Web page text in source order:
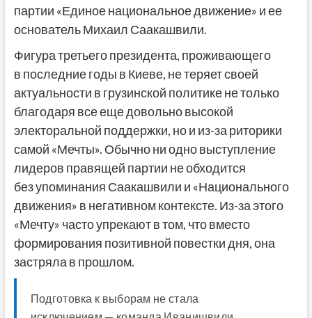
партии «Единое национальное движение» и ее
основатель Михаил Саакашвили.
Фигура третьего президента, проживающего
в последние годы в Киеве, не теряет своей
актуальности в грузинской политике не только
благодаря все еще довольно высокой
электоральной поддержки, но и из-за риторики
самой «Мечты». Обычно ни одно выступление
лидеров правящей партии не обходится
без упоминания Саакашвили и «Национального
движения» в негативном контексте. Из-за этого
«Мечту» часто упрекают в том, что вместо
формирования позитивной повестки дня, она
застряла в прошлом.
Подготовка к выборам не стала